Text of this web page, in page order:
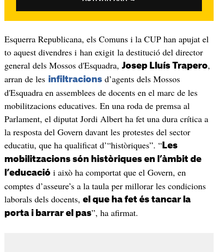
Esquerra Republicana, els Comuns i la CUP han apujat el
to aquest divendres i han exigit la destitució del director
general dels Mossos d'Esquadra, Josep Lluís Trapero,
arran de les infiltracionsd’agents dels Mossos
d'Esquadra en assemblees de docents en el marc de les
mobilitzacions educatives. En una roda de premsa al
Parlament, el diputat Jordi Albert ha fet una dura crítica a
la resposta del Govern davant les protestes del sector
educatiu, que ha qualificat d’“històriques”. “Les
mobilitzacions són històriques en l’àmbit de
l’educació i això ha comportat que el Govern, en
comptes d’asseure’s a la taula per millorar les condicions
laborals dels docents, el que ha fet és tancar la
porta i barrar el pas”, ha afirmat.